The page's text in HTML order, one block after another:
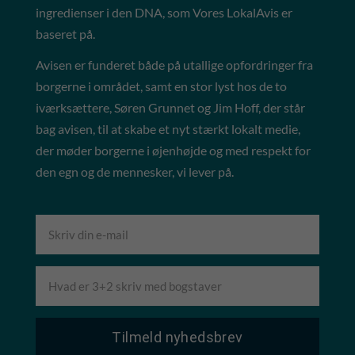
ingredienser i den DNA, som Vores LokalAvis er
baseret på.
Avisen er funderet både på utallige opfordringer fra
borgerne i området, samt en stor lyst hos de to
iværksættere, Søren Grunnet og Jim Hoff, der står
bag avisen, til at skabe et nyt stærkt lokalt medie,
der møder borgerne i øjenhøjde og med respekt for
den egn og de mennesker, vi lever på.